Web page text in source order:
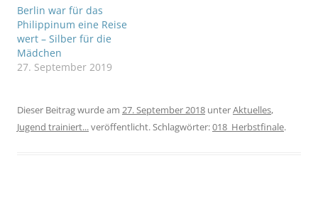
zurück. Der Wettbewerb
„Jugend trainiert für
Olympia“ gilt als der
weltweit größte
Schulsportwettbewerb,
Berlin war für das
Philippinum eine Reise
wert – Silber für die
Mädchen
27. September 2019
Dieser Beitrag wurde am 27. September 2018 unterAktuelles,
Jugend trainiert...veröffentlicht. Schlagwörter:018_Herbstfinale.